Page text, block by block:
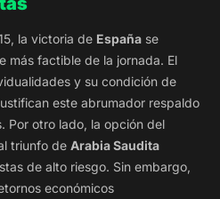
la victoria de España se
más factible de la jornada. El
y su condición de
este abrumador respaldo
Por otro lado, la opción del
triunfo de Arabia Saudita
de alto riesgo. Sin embargo,
económicos